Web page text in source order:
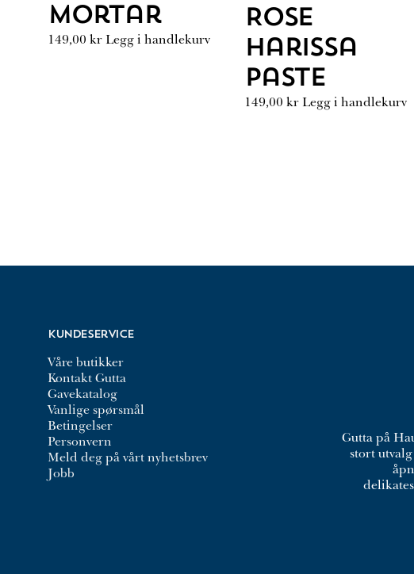
Mortar
149,00 kr Legg i handlekurv
Rose
Harissa
Paste
149,00 kr Legg i handlekurv
Kundeservice
Våre butikker
Kontakt Gutta
Gavekatalog
Vanlige spørsmål
Betingelser
Personvern
Meld deg på vårt nyhetsbrev
Jobb
Gutta på
stort